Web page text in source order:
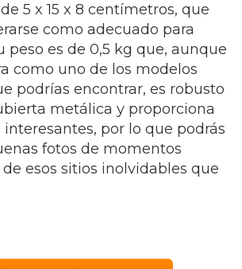
5 x 15 x 8 centímetros, que
como adecuado para
peso es de 0,5 kg que, aunque
como uno de los modelos
podrías encontrar, es robusto
metálica y proporciona
por lo que podrás
fotos de momentos
esos sitios inolvidables que